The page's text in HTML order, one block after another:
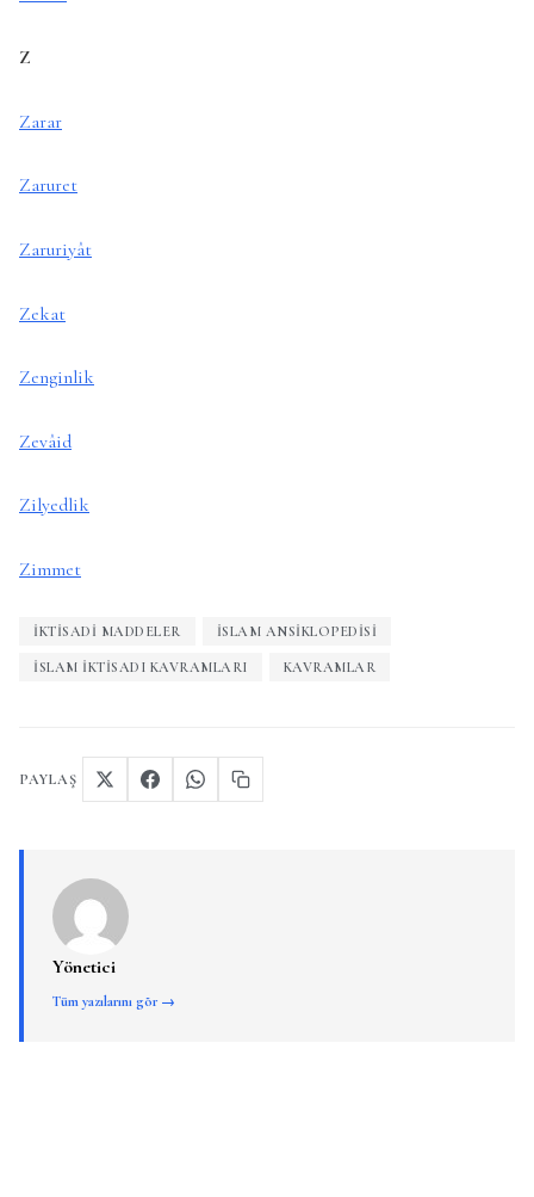
Z
Zarar
Zaruret
Zaruriyât
Zekat
Zenginlik
Zevâid
Zilyedlik
Zimmet
IKTISADI MADDELER İSLAM ANSIKLOPEDISI
ISLAM IKTISADI KAVRAMLARI KAVRAMLAR
PAYLAŞ
Yönetici
Tüm yazılarını gör →